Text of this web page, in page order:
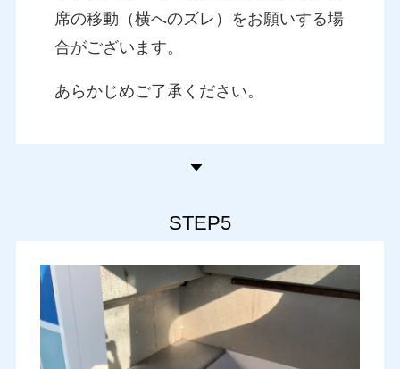
席の移動（横へのズレ）をお願いする場
合がございます。
あらかじめご了承ください。
STEP5